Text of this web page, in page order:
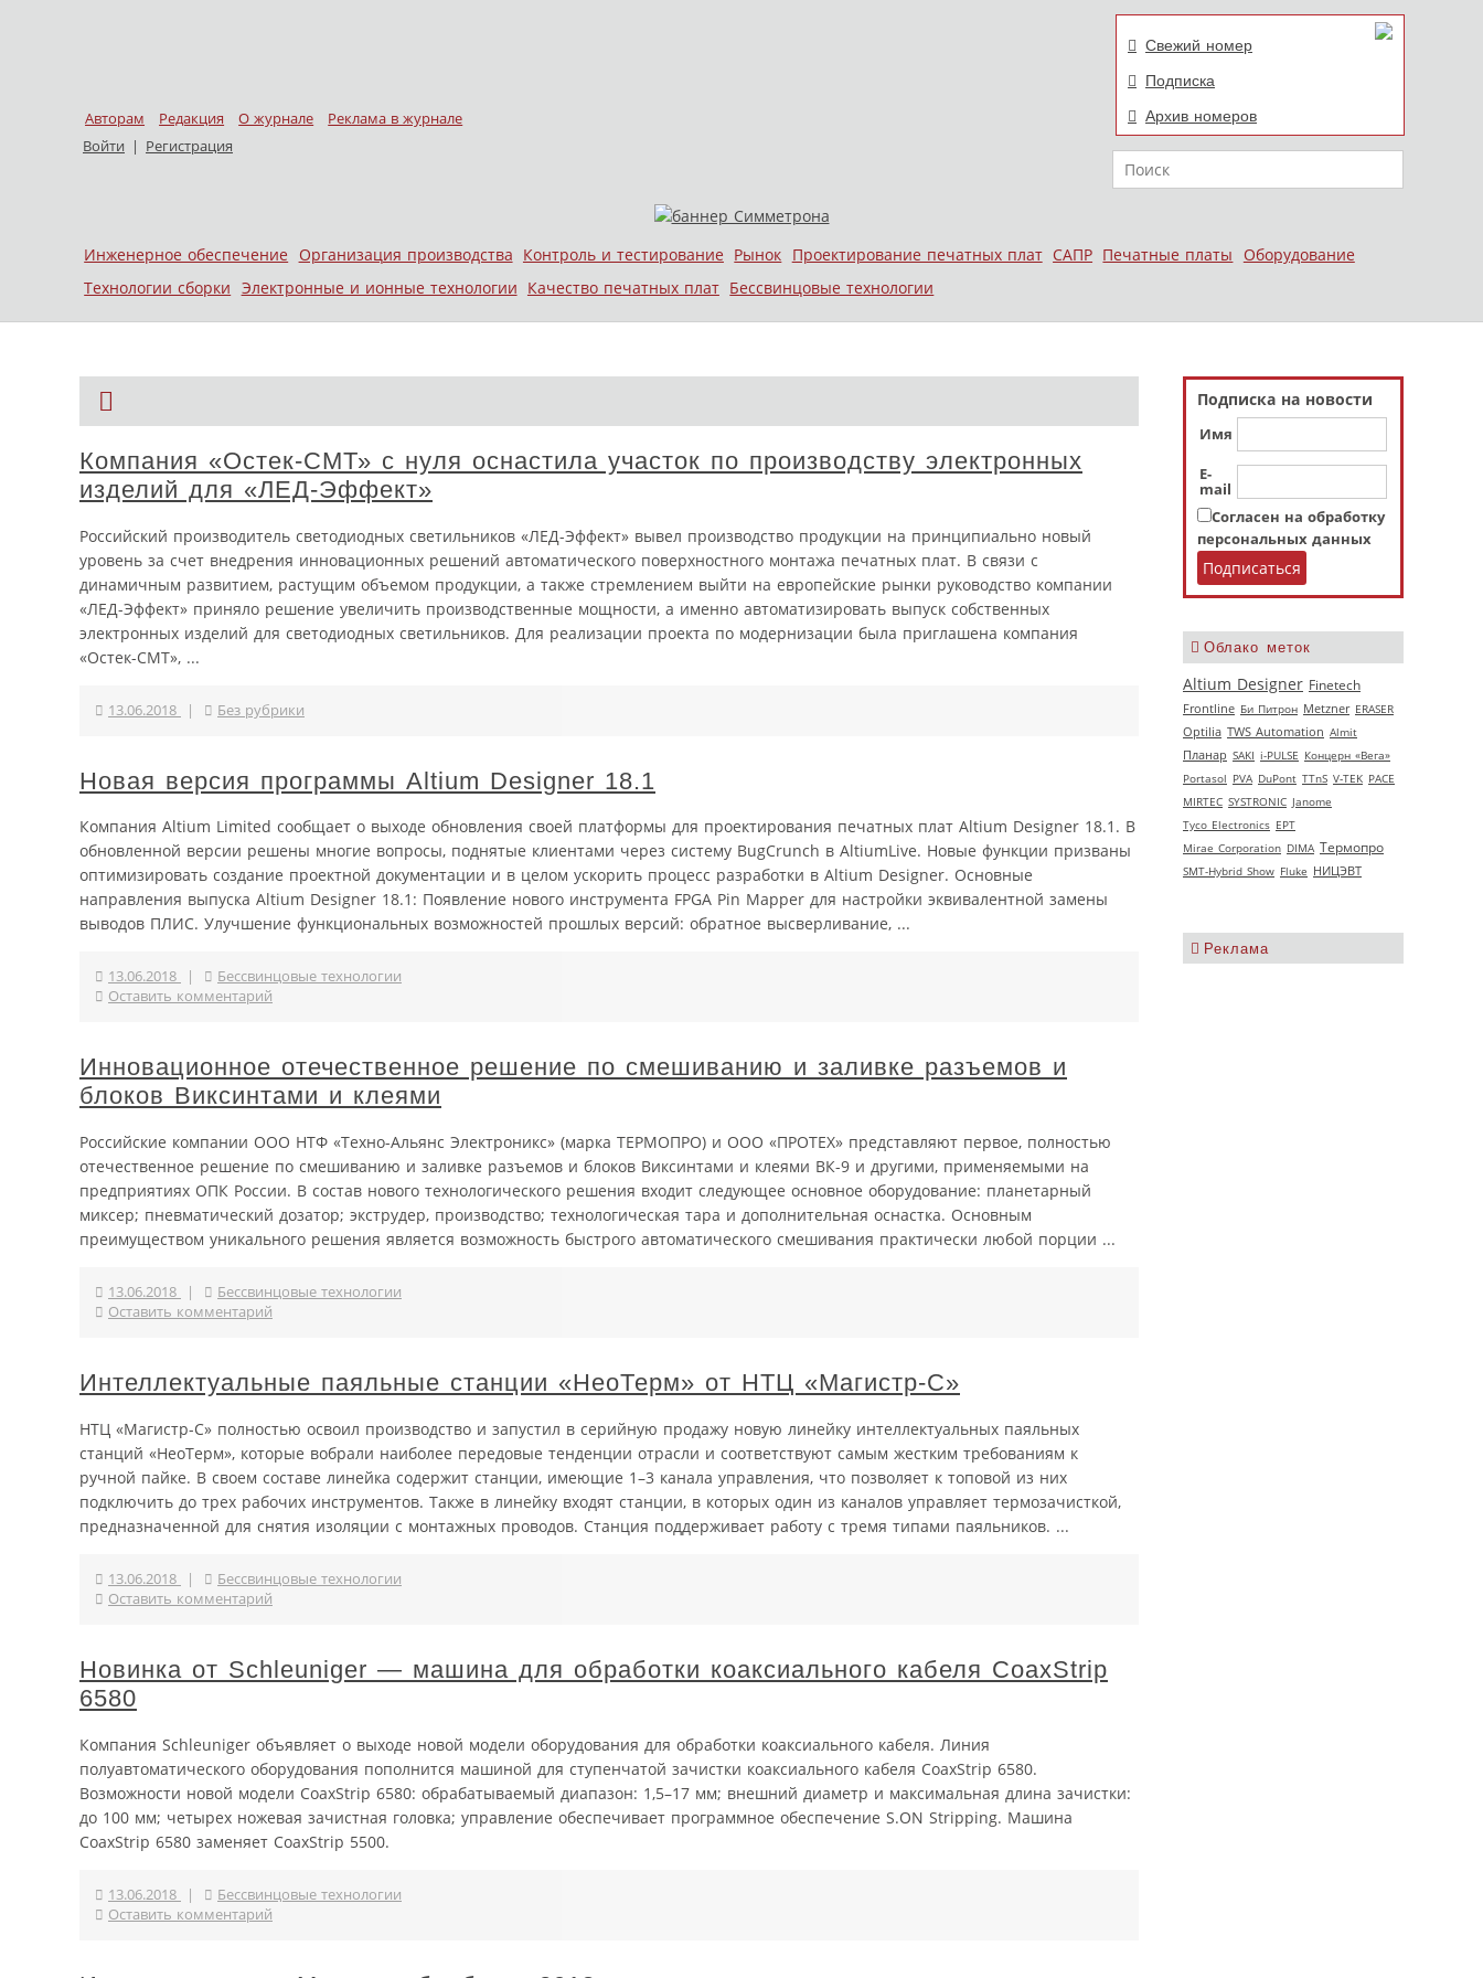
Авторам Редакция О журнале
Реклама в журнале
Войти | Регистрация
Свежий номер
Подписка
Архив номеров
Поиск
Меню
Skip to content
Инженерное обеспечение Организация производства Контроль и тестирование Рынок Проектирование печатных плат САПР Печатные платы
Оборудование
Технологии сборки Электронные и ионные технологии Качество печатных плат Бессвинцовые технологии
Подписка на новости
Имя
E-
mail
Согласен на обработку
персональных данных
Облако меток
Altium Designer Finetech
Frontline Би Питрон Metzner ERASER
Optilia TWS Automation Almit
Планар SAKI i-PULSE Концерн «Вега»
Portasol PVA DuPont TTnS V‑TEK РАСЕ
MIRTEC SYSTRONIC Janome
Tyco Electronics EPT
Mirae Corporation DIMA Термопро
SMT-Hybrid Show Fluke НИЦЭВТ
Реклама
Компания «Остек-СМТ» с нуля оснастила участок по производству электронных
изделий для «ЛЕД-Эффект»
Российский производитель светодиодных светильников «ЛЕД-Эффект» вывел производство продукции на принципиально новый
уровень за счет внедрения инновационных решений автоматического поверхностного монтажа печатных плат. В связи с
динамичным развитием, растущим объемом продукции, а также стремлением выйти на европейские рынки руководство компании
«ЛЕД-Эффект» приняло решение увеличить производственные мощности, а именно автоматизировать выпуск собственных
электронных изделий для светодиодных светильников. Для реализации проекта по модернизации была приглашена компания
«Остек-СМТ», ...
13.06.2018 | Без рубрики
Новая версия программы Altium Designer 18.1
Компания Altium Limited сообщает о выходе обновления своей платформы для проектирования печатных плат Altium Designer 18.1. В
обновленной версии решены многие вопросы, поднятые клиентами через систему BugCrunch в AltiumLive. Новые функции призваны
оптимизировать создание проектной документации и в целом ускорить процесс разработки в Altium Designer. Основные
направления выпуска Altium Designer 18.1: Появление нового инструмента FPGA Pin Mapper для настройки эквивалентной замены
выводов ПЛИС. Улучшение функциональных возможностей прошлых версий: обратное высверливание, ...
13.06.2018
Бессвинцовые технологии
Оставить комментарий
Инновационное отечественное решение по смешиванию и заливке разъемов и
блоков Виксинтами и клеями
Российские компании ООО НТФ «Техно-Альянс Электроникс» (марка ТЕРМОПРО) и ООО «ПРОТЕХ» представляют первое, полностью
отечественное решение по смешиванию и заливке разъемов и блоков Виксинтами и клеями ВК-9 и другими, применяемыми на
предприятиях ОПК России. В состав нового технологического решения входит следующее основное оборудование: планетарный
миксер; пневматический дозатор; экструдер, производство; технологическая тара и дополнительная оснастка. Основным
преимуществом уникального решения является возможность быстрого автоматического смешивания практически любой порции ...
13.06.2018 |
Бессвинцовые технологии
Оставить комментарий
Интеллектуальные паяльные станции «НеоТерм» от НТЦ «Магистр-С»
НТЦ «Магистр-С» полностью освоил производство и запустил в серийную продажу новую линейку интеллектуальных паяльных
станций «НеоТерм», которые вобрали наиболее передовые тенденции отрасли и соответствуют самым жестким требованиям к
ручной пайке. В своем составе линейка содержит станции, имеющие 1–3 канала управления, что позволяет к топовой из них
подключить до трех рабочих инструментов. Также в линейку входят станции, в которых один из каналов управляет термозачисткой,
предназначенной для снятия изоляции с монтажных проводов. Станция поддерживает работу с тремя типами паяльников. ...
13.06.2018 |
Бессвинцовые технологии
Оставить комментарий
Новинка от Schleuniger — машина для обработки коаксиального кабеля CoaxStrip
6580
Компания Schleuniger объявляет о выходе новой модели оборудования для обработки коаксиального кабеля. Линия
полуавтоматического оборудования пополнится машиной для ступенчатой зачистки коаксиального кабеля CoaxStrip 6580.
Возможности новой модели CoaxStrip 6580: обрабатываемый диапазон: 1,5–17 мм; внешний диаметр и максимальная длина зачистки:
до 100 мм; четырех ножевая зачистная головка; управление обеспечивает программное обеспечение S.ON Stripping. Машина
CoaxStrip 6580 заменяет CoaxStrip 5500.
13.06.2018 |
Бессвинцовые технологии
Оставить комментарий